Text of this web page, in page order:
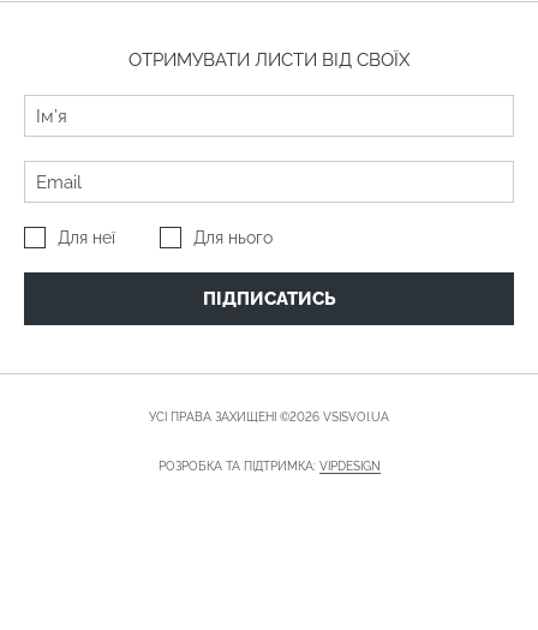
ОТРИМУВАТИ ЛИСТИ ВІД СВОЇХ
Для неї Для нього
ПІДПИСАТИСЬ
УСІ ПРАВА ЗАХИЩЕНІ ©2026 VSISVOI.UA
РОЗРОБКА ТА ПІДТРИМКА: VIPDESIGN